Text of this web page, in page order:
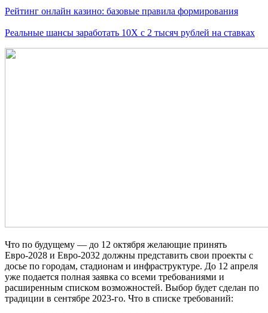
Рейтинг онлайн казино: базовые правила формирования
Реальные шансы заработать 10X с 2 тысяч рублей на ставках
Что по будущему — до 12 октября желающие принять
Евро-2028 и Евро-2032 должны представить свои проекты с
досье по городам, стадионам и инфраструктуре. До 12 апреля
уже подается полная заявка со всеми требованиями и
расширенным списком возможностей. Выбор будет сделан по
традиции в сентябре 2023-го. Что в списке требований: